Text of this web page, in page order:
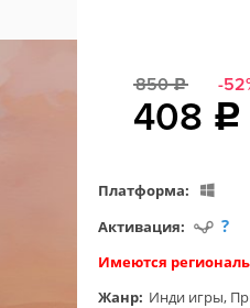
850c -
408 c
Платформа:
Активация:
?
Имеются
Жанр: Инди игры,